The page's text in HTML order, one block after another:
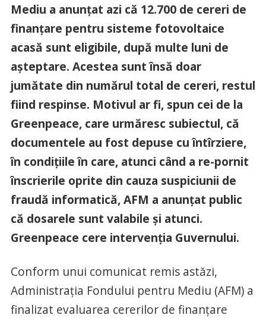
Mediu a anunțat azi că 12.700 de cereri de
finanțare pentru sisteme fotovoltaice
acasă sunt eligibile, după multe luni de
așteptare. Acestea sunt însă doar
jumătate din numărul total de cereri, restul
fiind respinse. Motivul ar fi, spun cei de la
Greenpeace, care urmăresc subiectul, că
documentele au fost depuse cu întîrziere,
în condițiile în care, atunci când a re-pornit
înscrierile oprite din cauza suspiciunii de
fraudă informatică, AFM a anunțat public
că dosarele sunt valabile și atunci.
Greenpeace cere intervenția Guvernului.
Conform unui comunicat remis astăzi,
Administraţia Fondului pentru Mediu (AFM) a
finalizat evaluarea cererilor de finanțare